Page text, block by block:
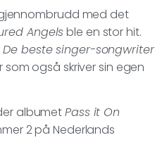
med det
Angelsble en stor hit.
De beste singer-songwriter
også skriver sin egen
albumetPass it On
2 på Nederlands